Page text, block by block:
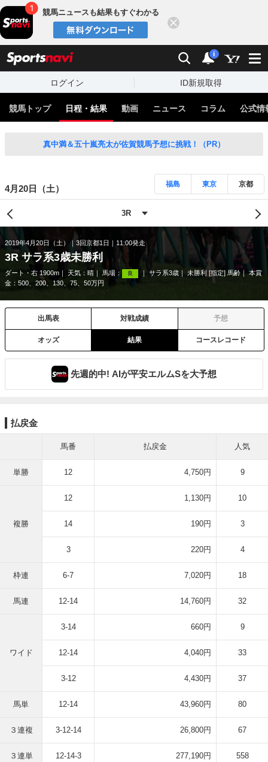
競馬ニュースも結果もすぐわかる
検索 通知
i
ログイン ID新規取得
競馬トップ 日程・結果 動画 ニュース コラム 公式情
真中満＆五十嵐亮太が佐賀競馬予想に挑戦！（PR）
4月20日（土） 福島 東京 京都
2019年4月20日（土） 3回京都1日 11:00発走
3R サラ系3歳未勝利
ダート・右 1900m 天気： 晴 馬場： 良 サラ系3歳 未勝利 [指定] 馬齢
本賞
金：500、200、130、75、50万円
出馬表 対戦成績 予想
オッズ 結果 コースレコード
先週的中! AIが平安エルムSを大予想
払戻金
馬番 払戻金 人気
単勝 12 4,750円 9
複勝
12 1,130円 10
14 190円 3
3 220円 4
枠連 6-7 7,020円 18
馬連 12-14 14,760円 32
ワイド
3-14 660円 9
12-14 4,040円 33
3-12 4,430円 37
馬単 12-14 43,960円 80
３連複 3-12-14 26,800円 67
３連単 12-14-3 277,190円 558